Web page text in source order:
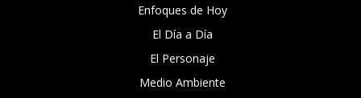
Enfoques de Hoy
El Día a Día
El Personaje
Medio Ambiente